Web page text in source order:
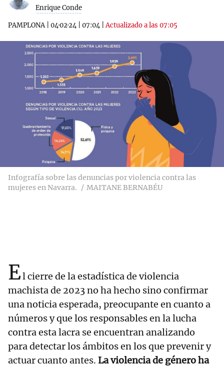
Enrique Conde
PAMPLONA| 04·02·24 07:04 |Actualizado a las 07:05
Infografía sobre las denuncias por violencia contra las
mujeres en Navarra.
MAITANE BERNABÉU
El cierre de la estadística de violencia
machista de 2023 no ha hecho sino confirmar
una noticia esperada, preocupante en cuanto a
números y que los responsables en la lucha
contra esta lacra se encuentran analizando
para detectar los ámbitos en los que prevenir y
actuar cuanto antes. La violencia de género ha